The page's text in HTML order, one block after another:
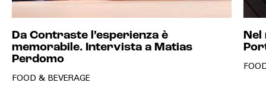
Da Contraste l’esperienza è
memorabile. Intervista a Matias
Perdomo
FOOD & BEVERAGE